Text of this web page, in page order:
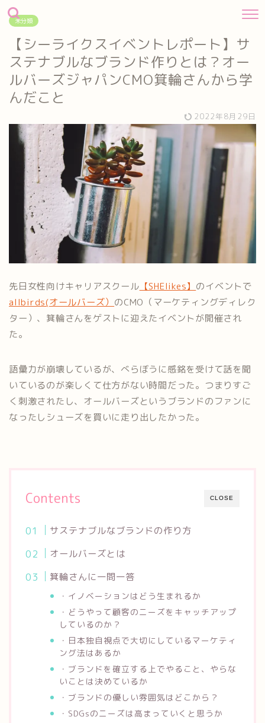
未分類
【シーライクスイベントレポート】サ
ステナブルなブランド作りとは？オー
ルバーズジャパンCMO箕輪さんから学
んだこと
2022年8月29日
先日女性向けキャリアスクール 【SHElikes】 のイベントで
allbirds(オールバーズ） のCMO（マーケティングディレク
ター）、箕輪さんをゲストに迎えたイベントが開催され
た。
語彙力が崩壊しているが、べらぼうに感銘を受けて話を聞
いているのが楽しくて仕方がない時間だった。つまりすご
く刺激されたし、オールバーズというブランドのファンに
なったしシューズを買いに走り出したかった。
CLOSE
Contents
サステナブルなブランドの作り方
オールバーズとは
箕輪さんに一問一答
・イノベーションはどう生まれるか
・どうやって顧客のニーズをキャッチアップ
しているのか？
・日本独自視点で大切にしているマーケティ
ング法はあるか
・ブランドを確立する上でやること、やらな
いことは決めているか
・ブランドの優しい雰囲気はどこから？
・SDGsのニーズは高まっていくと思うか